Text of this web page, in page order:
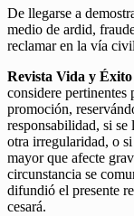
De llegarse a
medio de ardid,
reclamar en la vía
Revista Vida y Éxito
considere pertinentes
promoción,
responsabilidad, si se
otra irregularidad, o
mayor que afecte
circunstancia se
difundió el presente
cesará.